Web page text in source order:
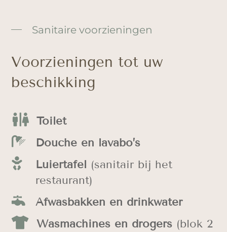
Sanitaire voorzieningen
Voorzieningen tot uw
beschikking
 Toilet

Douche en lavabo’s

Luiertafel (sanitair bij het
restaurant)

Afwasbakken en drinkwater
 Wasmachines en drogers(blok 2